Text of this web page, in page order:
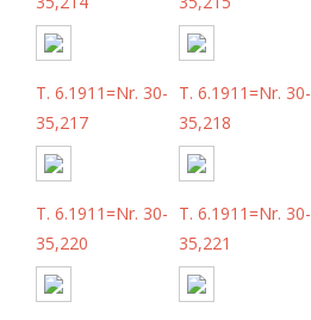
T. 6.1911=Nr. 30-
35,217
T. 6.1911=Nr. 30-
35,218
T. 6.1911=Nr. 30-
35,220
T. 6.1911=Nr. 30-
35,221